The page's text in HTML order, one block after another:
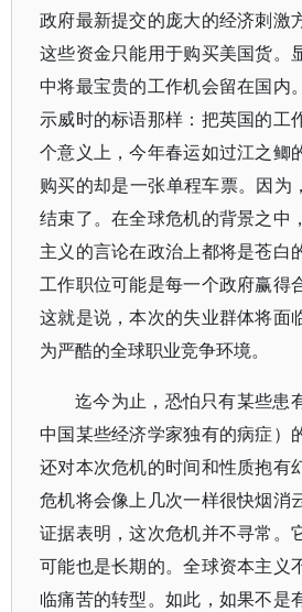
政府最新提交的庞大的经济刺激
这些资金只能用于购买美国货。
中将最宝贵的工作机会留在国内
示威时的标语那样：把英国的工
个意义上，今年春运如过江之鲫
购买的却是一张单程车票。因为
结束了。在全球危机的背景之中
主义的言论在政治上都将是苍白
工作职位可能是每一个政府赢得
这就是说，本次的失业群体将面
为严酷的全球职业竞争环境。
迄今为止，恐怕只有某些患
中国某些经济学家独有的病症）
还对本次危机的时间和性质抱有
危机将会像上几次一样很快烟消
证据表明，这次危机并不寻常。
可能也是长期的。全球资本主义
临痛苦的转型。如此，如果不是